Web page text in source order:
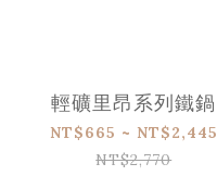
輕礦里昂系列鐵鍋
NT$665 ~ NT$2,445
NT$2,770